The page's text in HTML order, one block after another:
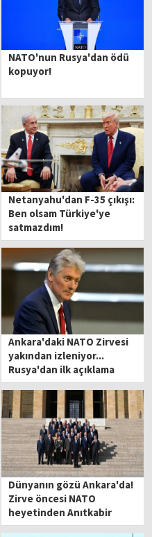
NATO'nun Rusya'dan ödü
kopuyor!
Netanyahu'dan F-35 çıkışı:
Ben olsam Türkiye'ye
satmazdım!
Ankara'daki NATO Zirvesi
yakından izleniyor...
Rusya'dan ilk açıklama
Dünyanın gözü Ankara'da!
Zirve öncesi NATO
heyetinden Anıtkabir
ziyareti